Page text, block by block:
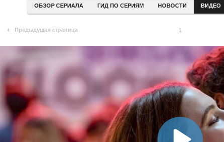
ОБЗОР СЕРИАЛА ГИД ПО СЕРИЯМ НОВОСТИ ВИДЕО
Предыдущая страница 1